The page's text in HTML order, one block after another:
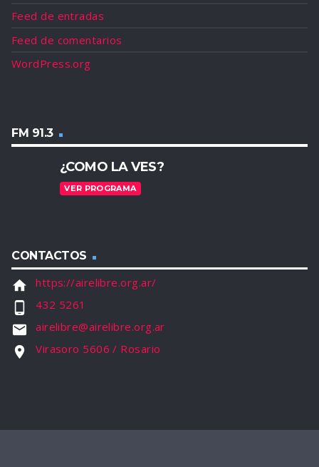
Feed de entradas
Feed de comentarios
WordPress.org
FM 91.3
¿COMO LA VES?
VER PROGRAMA
CONTACTOS
home https://airelibre.org.ar/
phone_android 432 5261
email airelibre@airelibre.org.ar
location_on Virasoro 5606 / Rosario